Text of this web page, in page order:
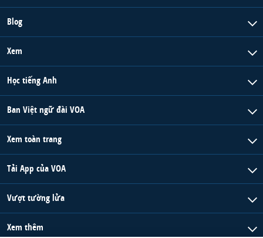
Blog
Xem
Học tiếng Anh
Ban Việt ngữ đài VOA
Xem toàn trang
Tải App của VOA
Vượt tường lửa
Xem thêm